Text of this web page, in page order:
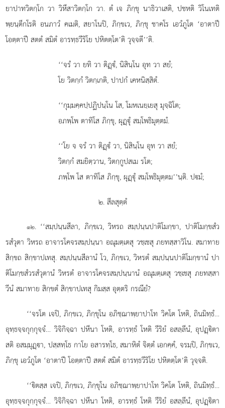
ยาปาทวิตกฺโก วา วิหึสาวิตกฺโก วา. ตํ เจ ภิกฺขุ นาธิวาเสติ, ปชหติ วิโนเทติ
พฺยนฺตีกโรติ อนภาวํ คเมติ, สยาโนปิ, ภิกฺขเว, ภิกฺขุ ชาคโร เอวํภูโต ‘อาตาปี
โอตฺตาปี สตตํ สมิตํ อารทฺธวีริโย ปหิตตฺโต’ติ วุจฺจตี’’ติ.
‘‘จรํ วา ยทิ วา ติฏฺํ, นิสินฺโน อุท วา สยํ;
โย วิตกฺกํ วิตกฺเกติ, ปาปกํ เคหนิสฺสิตํ.
‘‘กุมฺมคฺคปฺปฏิปนฺโน โส, โมหเนยฺเยสุ มุจฺฉิโต;
อภพฺโพ ตาทิโส ภิกฺขุ, ผุฏฺุํ สมฺโพธิมุตฺตมํ.
‘‘โย จ จรํ วา ติฏฺํ วา, นิสินฺโน อุท วา สยํ;
วิตกฺกํ สมยิตฺวาน, วิตกฺกูปสเม รโต;
ภพฺโพ โส ตาทิโส ภิกฺขุ, ผุฏฺุํ สมฺโพธิมุตฺตม’’นฺติ. ปมํ;
๒. สีลสุตฺตํ
๑๒. ‘‘สมฺปนฺนสีลา, ภิกฺขเว, วิหรถ สมฺปนฺนปาติโมกฺขา, ปาติโมกฺขสํว
รสํวุตา วิหรถอาจารโคจรสมฺปนฺนา อณุมตฺเตสุ วชฺเชสุ ภยทสฺสาวิโน. สมาทาย
สิกฺขถ สิกฺขาปเทสุ. สมฺปนฺนสีลานํ โว, ภิกฺขเว, วิหรตํ สมฺปนฺนปาติโมกฺขานํ ปา
ติโมกฺขสํวรสํวุตานํ วิหรตํ อาจารโคจรสมฺปนฺนานํ อณุมตฺเตสุ วชฺเชสุ ภยทสฺสา
วีนํ สมาทาย สิกฺขตํ สิกฺขาปเทสุ กิมสฺส อุตฺตริ กรณียํ?
‘‘จรโต เจปิ, ภิกฺขเว, ภิกฺขุโน อภิชฺฌาพฺยาปาโทวิคโต โหติ, ถินมิทฺธํ…
อุทฺธจฺจกุกฺกุจฺจํ… วิจิกิจฺฉา ปหีนา โหติ, อารทฺธํ โหติ วีริยํ อสลฺลีนํ, อุปฏฺิตา
สติ อสมฺมุฏฺา, ปสฺสทฺโธ กาโย อสารทฺโธ, สมาหิตํ จิตฺตํ เอกคฺคํ, จรมฺปิ, ภิกฺขเว,
ภิกฺขุ เอวํภูโต ‘อาตาปี โอตฺตาปี สตตํ สมิตํ อารทฺธวีริโย ปหิตตฺโต’ติ วุจฺจติ.
‘‘ิตสฺส เจปิ, ภิกฺขเว, ภิกฺขุโน อภิชฺฌาพฺยาปาโท วิคโต โหติ, ถินมิทฺธํ…
อุทฺธจฺจกุกฺกุจฺจํ… วิจิกิจฺฉา ปหีนา โหติ, อารทฺธํ โหติ วีริยํ อสลฺลีนํ, อุปฏฺิตา